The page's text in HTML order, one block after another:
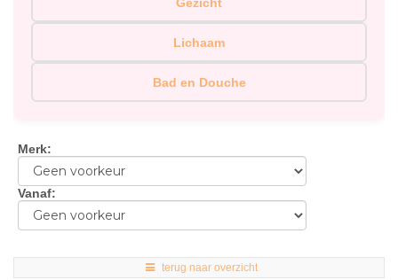
Lichaam
Bad en Douche
Merk:
Vanaf:
terug naar overzicht